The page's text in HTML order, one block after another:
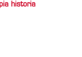
historia